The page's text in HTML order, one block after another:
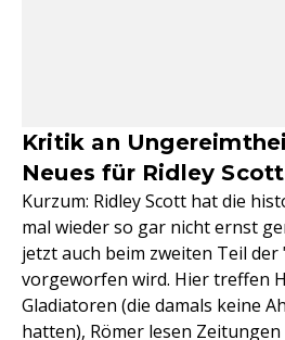
Kritik an
Neues für Ridley Scott
Kurzum: Ridley Scott hat die
mal wieder so gar nicht ernst
jetzt auch beim zweiten Teil der
vorgeworfen wird. Hier treffen
Gladiatoren (die damals keine
hatten), Römer lesen